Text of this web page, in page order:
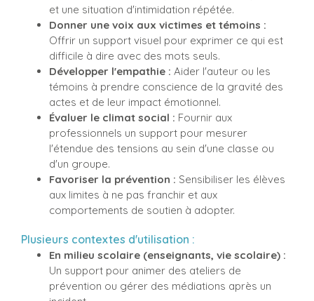
et une situation d'intimidation répétée.
Donner une voix aux victimes et témoins :
Offrir un support visuel pour exprimer ce qui est
difficile à dire avec des mots seuls.
Développer l'empathie : Aider l'auteur ou les
témoins à prendre conscience de la gravité des
actes et de leur impact émotionnel.
Évaluer le climat social : Fournir aux
professionnels un support pour mesurer
l'étendue des tensions au sein d'une classe ou
d'un groupe.
Favoriser la prévention : Sensibiliser les élèves
aux limites à ne pas franchir et aux
comportements de soutien à adopter.
Plusieurs contextes d'utilisation :
En milieu scolaire (enseignants, vie scolaire) :
Un support pour animer des ateliers de
prévention ou gérer des médiations après un